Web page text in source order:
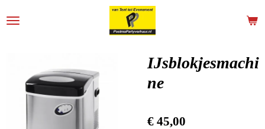
direct
hoofdinhoud
IJsblokjesmachi
ne
€ 45,00